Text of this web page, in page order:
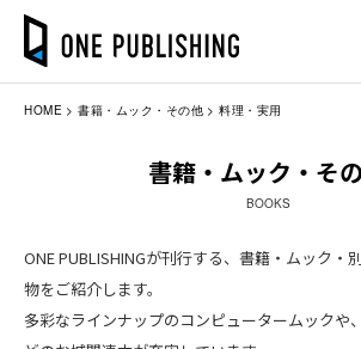
HOME 書籍・ムック・その他 料理・実用
書籍・ムック・そ
BOOKS
ONE PUBLISHINGが刊行する、書籍・ムック・
物をご紹介します。
多彩なラインナップのコンピュータームックや